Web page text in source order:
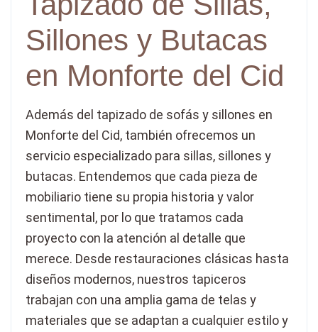
Sillones y Butacas
en Monforte del Cid
Además del tapizado de sofás y sillones en
Monforte del Cid, también ofrecemos un
servicio especializado para sillas, sillones y
butacas. Entendemos que cada pieza de
mobiliario tiene su propia historia y valor
sentimental, por lo que tratamos cada
proyecto con la atención al detalle que
merece. Desde restauraciones clásicas hasta
diseños modernos, nuestros tapiceros
trabajan con una amplia gama de telas y
materiales que se adaptan a cualquier estilo y